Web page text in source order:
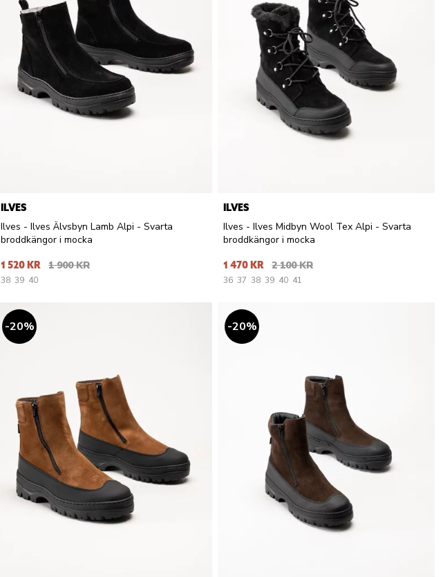
ILVES
Ilves - Ilves Älvsbyn Lamb Alpi - Svarta
broddkängor i mocka
1 520 KR 1 900 KR
38 39 40
ILVES
Ilves - Ilves Midbyn Wool Tex Alpi - Svarta
broddkängor i mocka
1 470 KR 2 100 KR
36 37 38 39 40 41
20% 20%